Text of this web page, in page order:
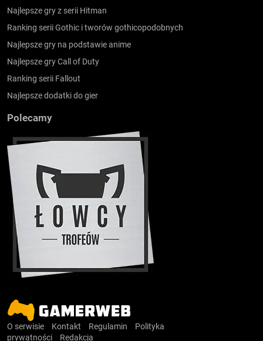
Najlepsze gry z serii Hitman
Ranking serii Gothic i tworów gothicopodobnych
Najlepsze gry na podstawie anime
Najlepsze gry Call of Duty
Ranking serii Fallout
Najlepsze dodatki do gier
Polecamy
O serwisie Kontakt Regulamin
Polityka
prywatności
Redakcja